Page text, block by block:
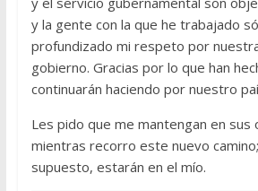
y la gente con la que he trabajado
profundizado mi respeto por
gobierno. Gracias por lo que han
continuarán haciendo por nuestro
Les pido que me mantengan en sus
mientras recorro este nuevo
supuesto, estarán en el mío.